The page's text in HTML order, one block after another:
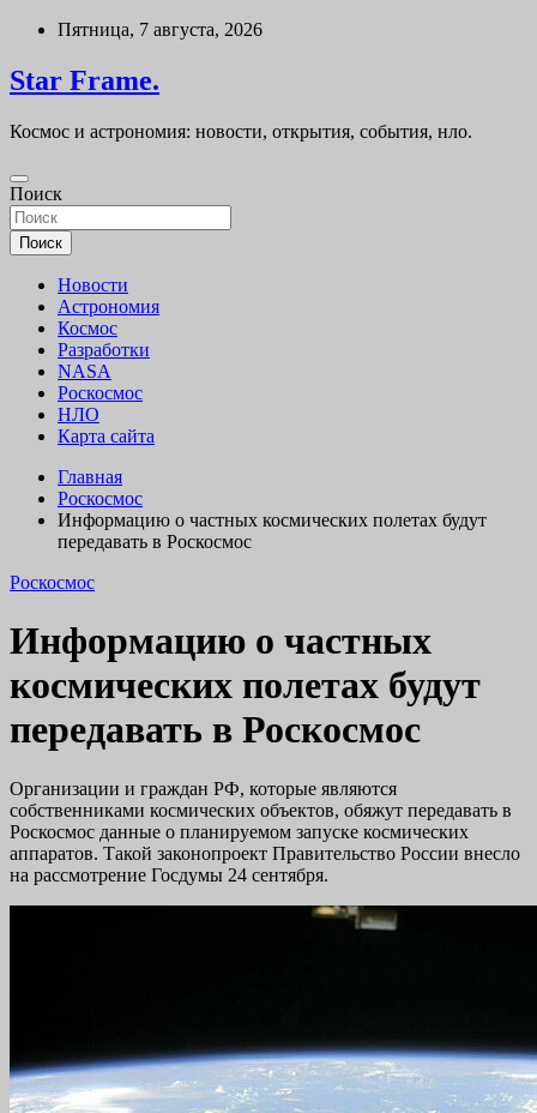
Перейти
содержимому
Пятница, 7 августа, 2026
Star Frame.
Космос и астрономия: новости, открытия, события, нло.
Поиск
Поиск
Новости
Астрономия
Космос
Разработки
NASA
Роскосмос
НЛО
Карта сайта
Главная
Роскосмос
Информацию о частных космических полетах будут
передавать в Роскосмос
Роскосмос
Информацию о частных
космических полетах будут
передавать в Роскосмос
Организации и граждан РФ, которые являются
собственниками космических объектов, обяжут передавать в
Роскосмос данные о планируемом запуске космических
аппаратов. Такой законопроект Правительство России внесло
на рассмотрение Госдумы 24 сентября.